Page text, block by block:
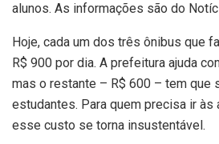
alunos. As informações são do
Hoje, cada um dos três ônibus que
R$ 900 por dia. A prefeitura ajuda
mas o restante – R$ 600 – tem que
estudantes. Para quem precisa ir
esse custo se torna insustentável.